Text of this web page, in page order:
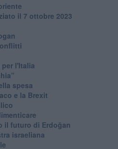
il 7 ottobre 2023
l'Italia
spesa
e la Brexit
il futuro di Erdoğan
israeliana